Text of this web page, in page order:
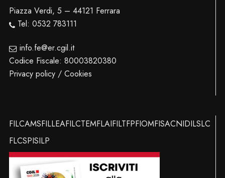
Piazza Verdi, 5 – 44121 Ferrara
Tel: 0532 783111
info.fe@er.cgil.it
Codice Fiscale: 80003820380
Privacy policy / Cookies
FILCAMSFILLEAFILCTEMFLAIFILTFPFIOMFISACNIDILSLC
FLCSPISILP